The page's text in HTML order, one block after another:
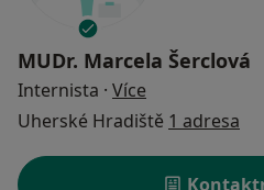
MUDr. Marcela Šerclová
Internista · Více
Uherské Hradiště 1 adresa